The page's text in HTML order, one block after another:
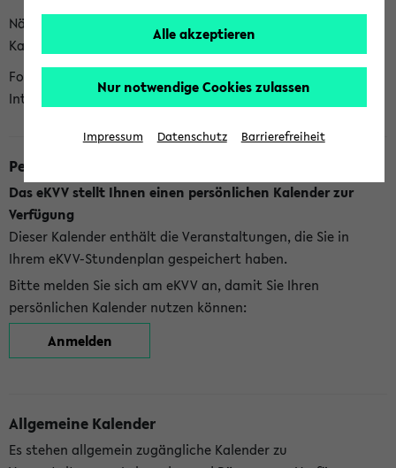
Näheres zu Vorteilen und Funktionsweise der
Kalenderintegration können Sie auf unserer
Folgende Kalender bietet Ihnen das eKVV derzeit zur
Integration an:
Persönlicher Kalender
Das eKVV stellt Ihnen einen persönlichen Kalender zur
Verfügung
Dieser Kalender enthält die Veranstaltungen, die Sie in
Ihrem eKVV-Stundenplan gespeichert haben.
Bitte melden Sie sich am eKVV an, damit Sie Ihren
persönlichen Kalender nutzen können:
Anmelden
Allgemeine Kalender
Es stehen allgemein zugängliche Kalender zu
Alle akzeptieren
Nur notwendige Cookies zulassen
Impressum Datenschutz Barrierefreiheit